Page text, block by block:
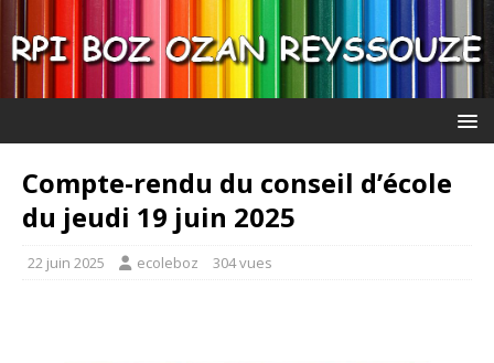
Compte-rendu du conseil d’école
du jeudi 19 juin 2025
22 juin 2025 ecoleboz 304 vues